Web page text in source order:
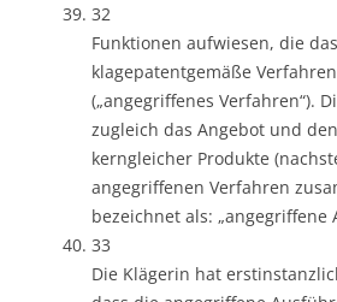
32
Funktionen aufwiesen, die das
klagepatentgemäße
(„angegriffenes Verfahren“).
zugleich das Angebot und
kerngleicher Produkte
angegriffenen Verfahren
bezeichnet als: „angegriffene
33
Die Klägerin hat